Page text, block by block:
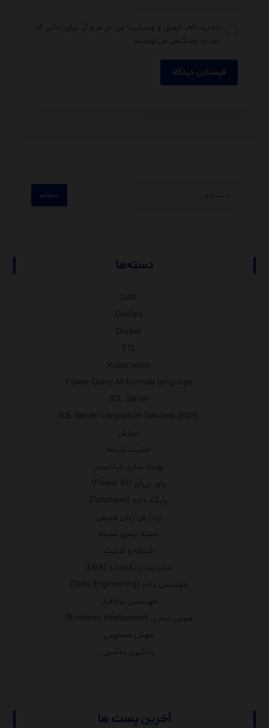
ذخیره نام، ایمیل و وبسایت من در مرورگر برای زمانی که
دوباره دیدگاهی می‌نویسم.
دسته‌ها
DAX
DevOps
Docker
ETL
Kubernetes
Power Query M formula language
SQL Server
SQL Server Integration Services (SSIS)
آموزش
امنیت شبکه
بهینه سازی دیتابیس
پاور بی‌آی (Power BI)
پایگاه داده (Database)
پردازش زبان طبیعی
دسته بندی نشده
شبکه و امنیت
مدیریت پایگاه‌داده (DBA)
مهندسی داده (Data Engineering)
مهندسی نرم‌افزار
هوش تجاری (Business Intelligence)
هوش مصنوعی
یادگیری ماشین
آخرین پست ها